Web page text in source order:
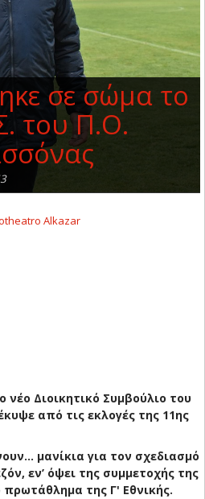
σε σώμα το
του Π.Ο.
Διοικητικό Συμβούλιο του
από τις εκλογές της 11ης
μανίκια για τον σχεδιασμό
εν’ όψει της συμμετοχής της
της Γ' Εθνικής.